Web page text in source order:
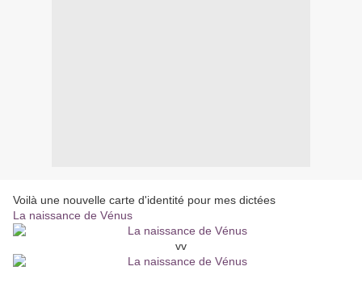
Voilà une nouvelle carte d'identité pour mes dictées
La naissance de Vénus
vv